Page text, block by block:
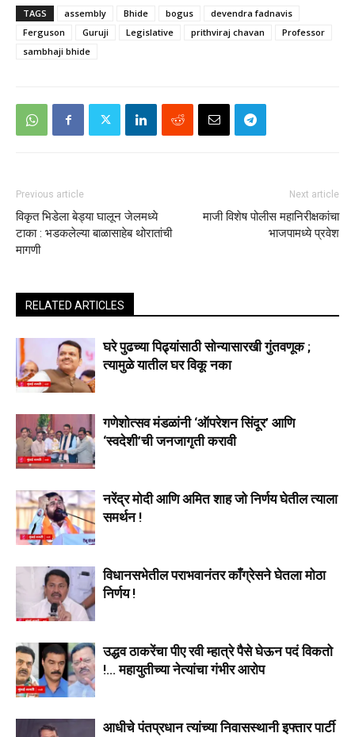
TAGS assembly Bhide bogus
devendra fadnavis
Ferguson
Guruji Legislative prithviraj chavan
Professor
sambhaji bhide
Previous article
विकृत भिडेला बेड्या घालून जेलमध्ये
टाका : भडकलेल्या बाळासाहेब थोरातांची
मागणी
Next article
माजी विशेष पोलीस महानिरीक्षकांचा
भाजपामध्ये प्रवेश
RELATED ARTICLES
घरे पुढच्या पिढ्यांसाठी सोन्यासारखी गुंतवणूक ;
त्यामुळे यातील घर विकू नका
गणेशोत्सव मंडळांनी ‘ऑपरेशन सिंदूर’ आणि
‘स्वदेशी’ची जनजागृती करावी
नरेंद्र मोदी आणि अमित शाह जो निर्णय घेतील त्याला
समर्थन !
विधानसभेतील पराभवानंतर काँग्रेसने घेतला मोठा
निर्णय !
उद्धव ठाकरेंचा पीए रवी म्हात्रे पैसे घेऊन पदं विकतो
!… महायुतीच्या नेत्यांचा गंभीर आरोप
आधीचे पंतप्रधान त्यांच्या निवासस्थानी इफ्तार पार्टी